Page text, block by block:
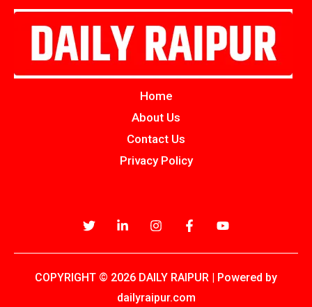
Home
About Us
Contact Us
Privacy Policy
COPYRIGHT © 2026 DAILY RAIPUR | Powered by
dailyraipur.com